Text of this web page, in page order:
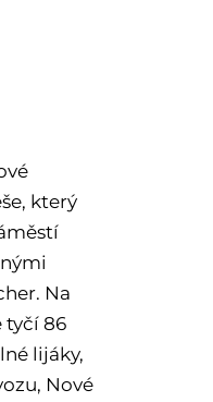
který
Na
tyčí 86
lijáky,
Nové